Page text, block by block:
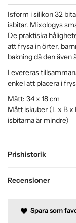
Prishistorik
Recensioner
Isform i silikon 32
isbitar. Mixologys
De praktiska
att frysa in örter,
bakning då den även
Levereras
enkel att placera i
Mått: 34 x 18 cm
Mått iskuber (L x B x
isbitarna är mindre)
Spara som